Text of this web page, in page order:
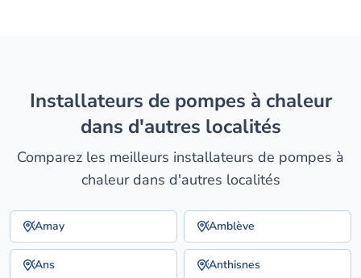
installateurs de pompes à chaleur
dans d'autres localités
Comparez les meilleurs installateurs de pompes à
chaleur dans d'autres localités
Amay Amblève
Ans Anthisnes